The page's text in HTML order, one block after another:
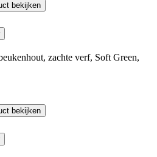
bekijken
zachte verf, Soft Green,
bekijken